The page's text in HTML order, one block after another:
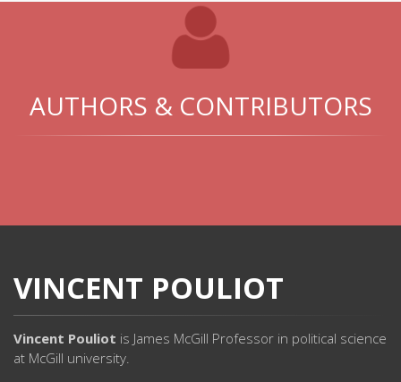
AUTHORS & CONTRIBUTORS
VINCENT POULIOT
Vincent Pouliot is James McGill Professor in political science
at McGill university.